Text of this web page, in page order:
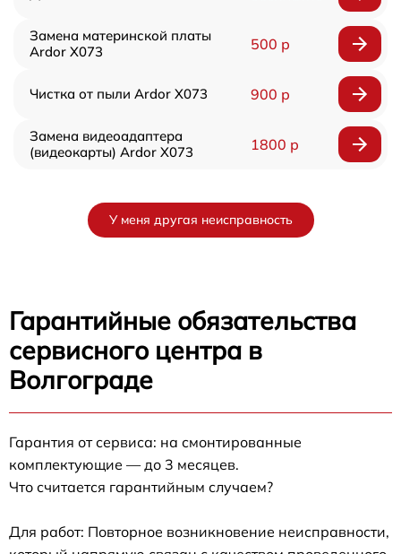
Замена материнской платы
Ardor X073
500 р
Чистка от пыли Ardor X073 900 р
Замена видеоадаптера
(видеокарты) Ardor X073
1800 р
У меня другая неисправность
Гарантийные обязательства
сервисного центра в
Волгограде
Гарантия от сервиса: на смонтированные
комплектующие — до 3 месяцев.
Что считается гарантийным случаем?
Для работ: Повторное возникновение неисправности,